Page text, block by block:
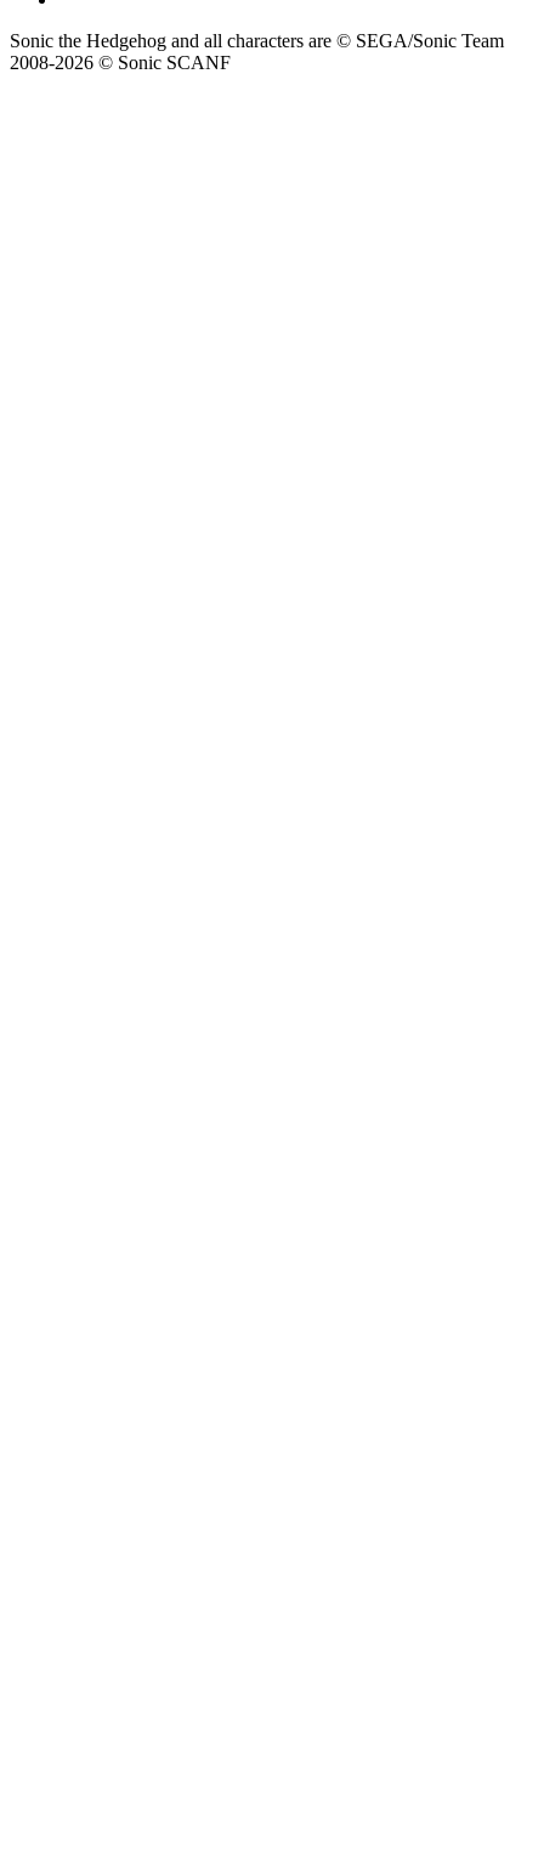
Sonic the Hedgehog and all characters are © SEGA/Sonic Team
2008-2026 © Sonic SCANF